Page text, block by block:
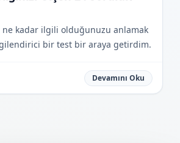
kadar ilgili olduğunuzu anlamak
bir test bir araya getirdim.
Devamını Oku